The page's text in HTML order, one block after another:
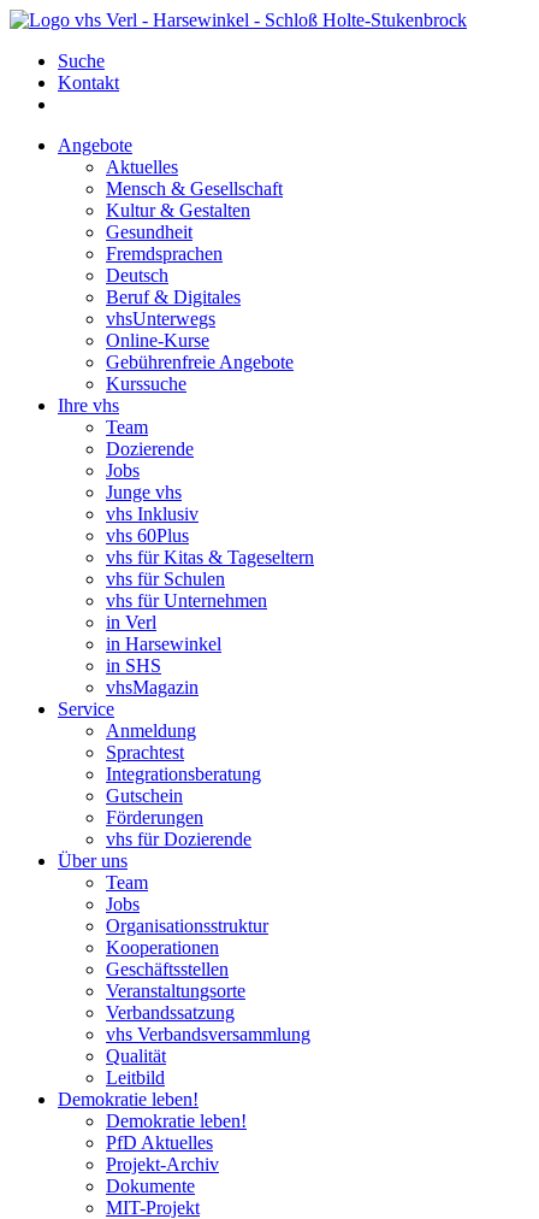
Suche
Kontakt
Angebote
Aktuelles
Mensch & Gesellschaft
Kultur & Gestalten
Gesundheit
Fremdsprachen
Deutsch
Beruf & Digitales
vhsUnterwegs
Online-Kurse
Gebührenfreie Angebote
Kurssuche
Ihre vhs
Team
Dozierende
Jobs
Junge vhs
vhs Inklusiv
vhs 60Plus
vhs für Kitas & Tageseltern
vhs für Schulen
vhs für Unternehmen
in Verl
in Harsewinkel
in SHS
vhsMagazin
Service
Anmeldung
Sprachtest
Integrationsberatung
Gutschein
Förderungen
vhs für Dozierende
Über uns
Team
Jobs
Organisationsstruktur
Kooperationen
Geschäftsstellen
Veranstaltungsorte
Verbandssatzung
vhs Verbandsversammlung
Qualität
Leitbild
Demokratie leben!
Demokratie leben!
PfD Aktuelles
Projekt-Archiv
Dokumente
MIT-Projekt